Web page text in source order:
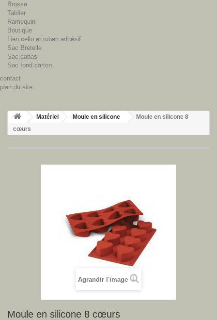
Brosse
Tablier
Ramequin
Boutique
Lien cello et ruban adhésif
Sac Bretelle
Sac cabas
Sac fond carton
contact
plan du site
Matériel Moule en silicone
Moule en silicone 8
cœurs
Agrandir l'image
Moule en silicone 8 cœurs